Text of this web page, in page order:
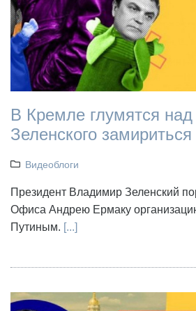
В Кремле глумятся
Зеленского
Видеоблоги
Президент Владимир Зеленский
Офиса Андрею Ермаку
Путиным. [...]